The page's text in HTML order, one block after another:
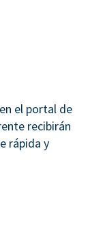
el portal de
recibirán
rápida y